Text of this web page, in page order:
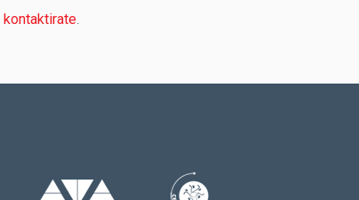
kontaktirate.